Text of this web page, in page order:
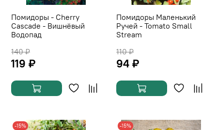
Помидоры - Cherry
Cascade - Вишнёвый
Водопад
140 ₽
119 ₽
Помидоры Маленький
Ручей - Tomato Small
Stream
110 ₽
94 ₽
-15% -15%